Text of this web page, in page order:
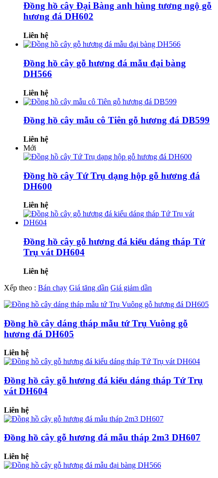
Đồng hồ cây Đại Bàng anh hùng tương ngộ gỗ
hương đá DH602
Liên hệ
Đồng hồ cây gỗ hương đá mẫu đại bàng
DH566
Liên hệ
Đồng hồ cây mẫu cô Tiên gỗ hương đá DB599
Liên hệ
Mới
Đồng hồ cây Tứ Trụ dạng hộp gỗ hương đá
DH600
Liên hệ
Đồng hồ cây gỗ hương đá kiểu dáng tháp Tứ
Trụ vát DH604
Liên hệ
Xếp theo : Bán chạy Giá tăng dần Giá giảm dần
Đồng hồ cây dáng tháp mẫu tứ Trụ Vuông gỗ
hương đá DH605
Liên hệ
Đồng hồ cây gỗ hương đá kiểu dáng tháp Tứ Trụ
vát DH604
Liên hệ
Đồng hồ cây gỗ hương đá mẫu tháp 2m3 DH607
Liên hệ